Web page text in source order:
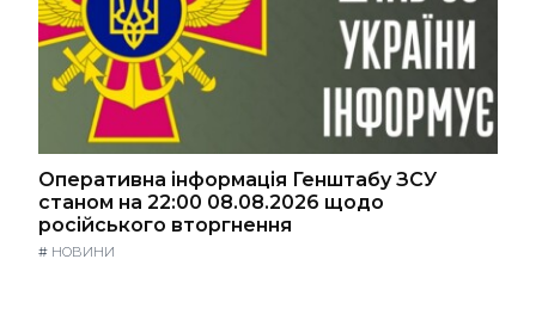
Оперативна інформація Генштабу ЗСУ
станом на 22:00 08.08.2026 щодо
російського вторгнення
# НОВИНИ